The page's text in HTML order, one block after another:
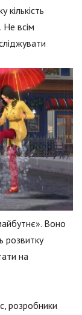
Не всім
Воно
розвитку
на
розробники